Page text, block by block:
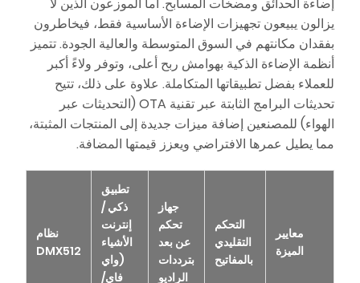
إضاءة الحدائق ومضخات المسابح. أما الموزعون الذين لا
يزالون يبيعون تجهيزات الإضاءة الأساسية فقط، فيخاطرون
بفقدان مكانتهم في السوق المتوسطة والعالية الجودة. تتميز
أنظمة الإضاءة الذكية بهوامش ربح أعلى، وتوفر ولاءً أكبر
للعملاء بفضل تطبيقاتها المتكاملة. علاوة على ذلك، تتيح
تحديثات البرامج الثابتة عبر تقنية OTA (التحديثات عبر
الهواء) للمصنعين إضافة ميزات جديدة إلى المنتجات المثبتة،
مما يطيل عمرها الافتراضي ويعزز قيمتها المضافة.
معايير
الميزة
التحكم
التقليدي
بالمفاتيح
جهاز
تحكم
عن بعد
بترددات
الراديو
تطبيق
ذكي /
إنترنت
الأشياء
(واي
فاي/
نظام
DMX512